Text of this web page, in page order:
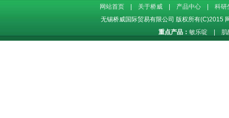
网站首页 关于桥威 产品中心
科研
无锡桥威国际贸易有限公司 版权所有(C)2015
重点产品： 敏乐啶 肌